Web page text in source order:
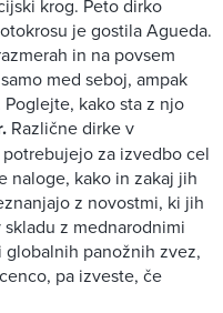
krog. Peto dirko
je gostila Agueda.
in na povsem
med seboj, ampak
kako sta z njo
Različne dirke v
za izvedbo cel
naloge, kako in zakaj jih
z novostmi, ki jih
z mednarodnimi
globalnih panožnih zvez,
pa izveste, če